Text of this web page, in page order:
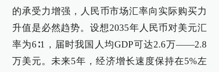
的承受力增强，人民币市场汇率向实际购买力
升值是必然趋势。设想2035年人民币对美元汇
率为6∶1，届时我国人均GDP可达2.6万——2.8
万美元。未来5年，经济增长速度保持在5%左